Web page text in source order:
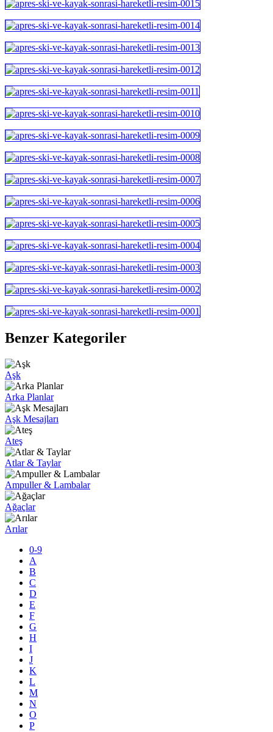
Benzer Kategoriler
Aşk
Arka Planlar
Aşk Mesajları
Ateş
Atlar & Taylar
Ampuller & Lambalar
Ağaçlar
Arılar
0-9
A
B
C
D
E
F
G
H
I
J
K
L
M
N
O
P